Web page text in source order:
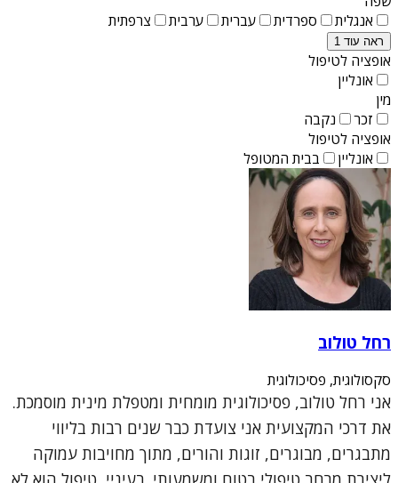
אנגלית
ספרדית עברית ערבית צרפתית
ראה עוד 1
אופציה לטיפול
אונליין
מין
זכר
נקבה
אופציה לטיפול
אונליין
בבית המטופל
רחל טולוב
סקסולוגית, פסיכולוגית
אני רחל טולוב, פסיכולוגית מומחית ומטפלת מינית מוסמכת.
את דרכי המקצועית אני צועדת כבר שנים רבות בליווי
מתבגרים, מבוגרים, זוגות והורים, מתוך מחויבות עמוקה